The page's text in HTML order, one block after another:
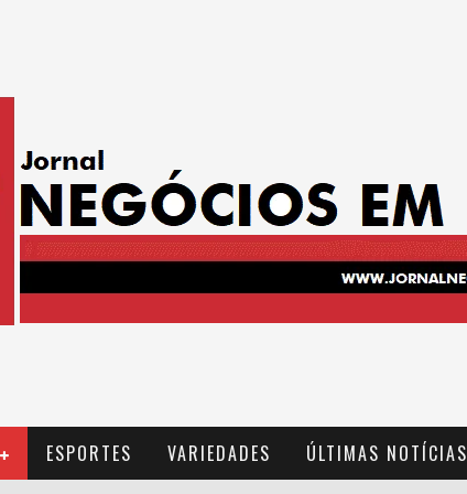
ESPORTES VARIEDADES ÚLTIMAS NOTÍCIAS